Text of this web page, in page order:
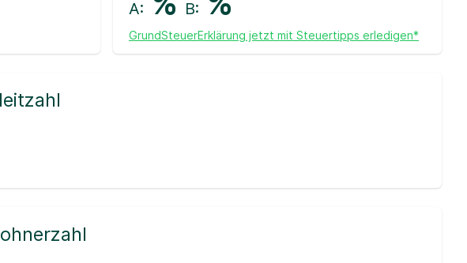
A: B:
GrundSteuerErklärung jetzt mit Steuertipps erledigen*